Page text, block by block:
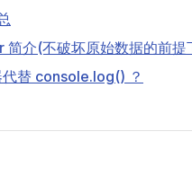
介(不破坏原始数据的前提
替 console.log() ？